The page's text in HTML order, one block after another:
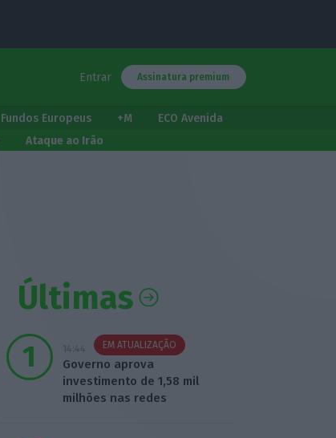
Entrar Assinatura premium
Fundos Europeus +M
ECO Avenida
Ataque ao Irão
Últimas
14:44 EM ATUALIZAÇÃO
Governo aprova
investimento de 1,58 mil
milhões nas redes